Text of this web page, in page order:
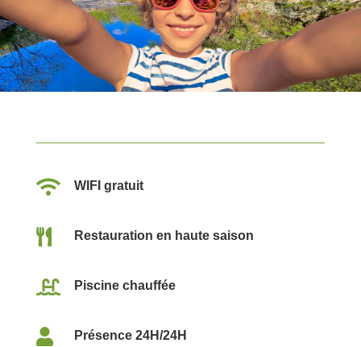
 WIFI gratuit
 Restauration en haute saison
 Piscine chauffée
 Présence 24H/24H